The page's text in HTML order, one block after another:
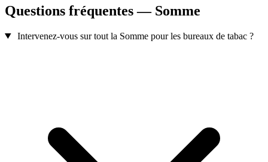
Questions fréquentes — Somme
Intervenez-vous sur tout la Somme pour les bureaux de tabac ?